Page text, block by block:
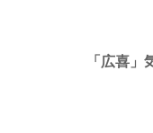
navigation
「広喜